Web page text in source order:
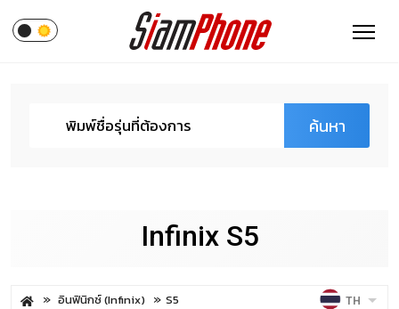
ค้นหา
Infinix S5
อินฟินิกซ์ (Infinix) S5 TH